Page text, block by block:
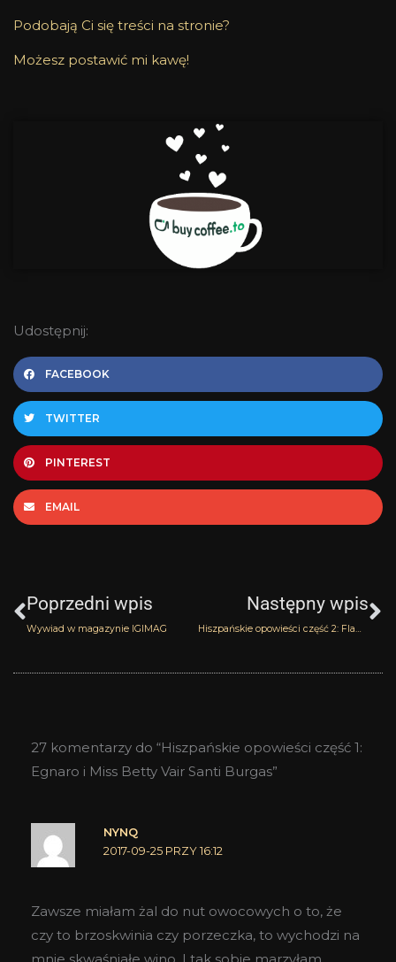
Podobają Ci się treści na stronie?
Możesz postawić mi kawę!
Udostępnij:
FACEBOOK
TWITTER
PINTEREST
EMAIL
Poprzedni wpis
Wywiad w magazynie IGIMAG
Następny wpis
Hiszpańskie opowieści część 2: Flaming Red Santi Burgas
27 komentarzy do “Hiszpańskie opowieści część 1:
Egnaro i Miss Betty Vair Santi Burgas”
NYNQ
2017-09-25 PRZY 16:12
Zawsze miałam żal do nut owocowych o to, że
czy to brzoskwinia czy porzeczka, to wychodzi na
mnie skwaśniałe wino. I tak sobie marzyłam